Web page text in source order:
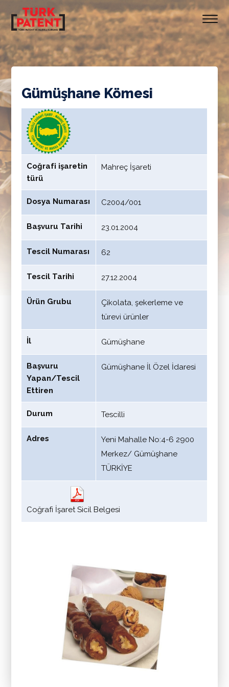
Gümüşhane Kömesi
Coğrafi işaretin
türü
Mahreç İşareti
Dosya Numarası C2004/001
Başvuru Tarihi 23.01.2004
Tescil Numarası 62
Tescil Tarihi 27.12.2004
Ürün Grubu
Çikolata, şekerleme ve
türevi ürünler
İl Gümüşhane
Başvuru
Yapan/Tescil
Ettiren
Gümüşhane İl Özel İdaresi
Durum Tescilli
Adres
Yeni Mahalle No:4-6 2900
Merkez/ Gümüşhane
TÜRKİYE
Coğrafi İşaret Sicil Belgesi